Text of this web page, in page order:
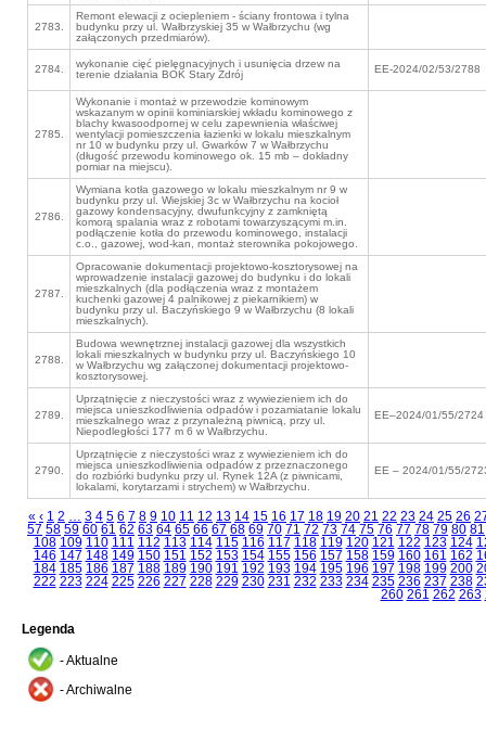
2783.
Remont elewacji z ociepleniem - ściany frontowa i tylna
budynku przy ul. Wałbrzyskiej 35 w Wałbrzychu (wg
załączonych przedmiarów).
2784.
wykonanie cięć pielęgnacyjnych i usunięcia drzew na
terenie działania BOK Stary Zdrój
EE-2024/02/53/2788
2785.
Wykonanie i montaż w przewodzie kominowym
wskazanym w opinii kominiarskiej wkładu kominowego z
blachy kwasoodpornej w celu zapewnienia właściwej
wentylacji pomieszczenia łazienki w lokalu mieszkalnym
nr 10 w budynku przy ul. Gwarków 7 w Wałbrzychu
(długość przewodu kominowego ok. 15 mb – dokładny
pomiar na miejscu).
2786.
Wymiana kotła gazowego w lokalu mieszkalnym nr 9 w
budynku przy ul. Wiejskiej 3c w Wałbrzychu na kocioł
gazowy kondensacyjny, dwufunkcyjny z zamkniętą
komorą spalania wraz z robotami towarzyszącymi m.in.
podłączenie kotła do przewodu kominowego, instalacji
c.o., gazowej, wod-kan, montaż sterownika pokojowego.
2787.
Opracowanie dokumentacji projektowo-kosztorysowej na
wprowadzenie instalacji gazowej do budynku i do lokali
mieszkalnych (dla podłączenia wraz z montażem
kuchenki gazowej 4 palnikowej z piekarnikiem) w
budynku przy ul. Baczyńskiego 9 w Wałbrzychu (8 lokali
mieszkalnych).
2788.
Budowa wewnętrznej instalacji gazowej dla wszystkich
lokali mieszkalnych w budynku przy ul. Baczyńskiego 10
w Wałbrzychu wg załączonej dokumentacji projektowo-
kosztorysowej.
2789.
Uprzątnięcie z nieczystości wraz z wywiezieniem ich do
miejsca unieszkodliwienia odpadów i pozamiatanie lokalu
mieszkalnego wraz z przynależną piwnicą, przy ul.
Niepodległości 177 m 6 w Wałbrzychu.
EE–2024/01/55/2724
2790.
Uprzątnięcie z nieczystości wraz z wywiezieniem ich do
miejsca unieszkodliwienia odpadów z przeznaczonego
do rozbiórki budynku przy ul. Rynek 12A (z piwnicami,
lokalami, korytarzami i strychem) w Wałbrzychu.
EE – 2024/01/55/
« ‹ 1 2 … 3 4 5 6 7 8 9 10 11 12 13 14 15 16 17 18 19 20 21 22 23 24 25 26
57 58 59 60 61 62 63 64 65 66 67 68 69 70 71 72 73 74 75 76 77 78 79 80 81
108 109 110 111 112 113 114 115 116 117 118 119 120 121 122 123 124
146 147 148 149 150 151 152 153 154 155 156 157 158 159 160 161 162
184 185 186 187 188 189 190 191 192 193 194 195 196 197 198 199 200
222 223 224 225 226 227 228 229 230 231 232 233 234 235 236 237 238
260 261 262 263
Legenda
- Aktualne
- Archiwalne